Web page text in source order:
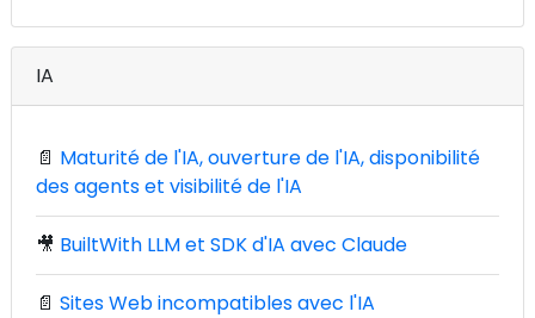
IA
📄 Maturité de l'IA, ouverture de l'IA, disponibilité
des agents et visibilité de l'IA
🎥 BuiltWith LLM et SDK d'IA avec Claude
📄 Sites Web incompatibles avec l'IA